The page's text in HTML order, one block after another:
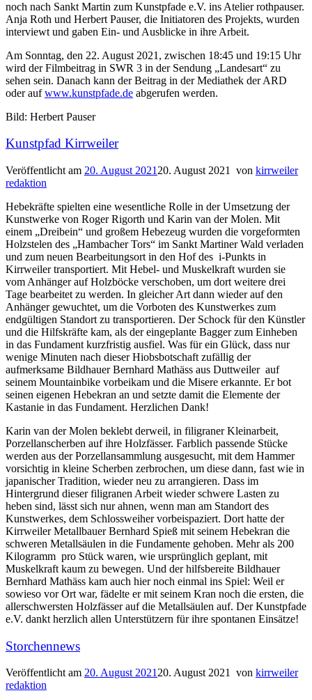
noch nach Sankt Martin zum Kunstpfade e.V. ins Atelier rothpauser.
Anja Roth und Herbert Pauser, die Initiatoren des Projekts, wurden
interviewt und gaben Ein- und Ausblicke in ihre Arbeit.
Am Sonntag, den 22. August 2021, zwischen 18:45 und 19:15 Uhr
wird der Filmbeitrag in SWR 3 in der Sendung „Landesart“ zu
sehen sein. Danach kann der Beitrag in der Mediathek der ARD
oder aufwww.kunstpfade.de abgerufen werden.
Bild: Herbert Pauser
Kunstpfad Kirrweiler
Veröffentlicht am 20. August 2021 20. August 2021 von kirrweiler
redaktion
Hebekräfte spielten eine wesentliche Rolle in der Umsetzung der
Kunstwerke von Roger Rigorth und Karin van der Molen. Mit
einem „Dreibein“ und großem Hebezeug wurden die vorgeformten
Holzstelen des „Hambacher Tors“ im Sankt Martiner Wald verladen
und zum neuen Bearbeitungsort in den Hof des i-Punkts in
Kirrweiler transportiert. Mit Hebel- und Muskelkraft wurden sie
vom Anhänger auf Holzböcke verschoben, um dort weitere drei
Tage bearbeitet zu werden. In gleicher Art dann wieder auf den
Anhänger gewuchtet, um die Vorboten des Kunstwerkes zum
endgültigen Standort zu transportieren. Der Schock für den Künstler
und die Hilfskräfte kam, als der eingeplante Bagger zum Einheben
in das Fundament kurzfristig ausfiel. Was für ein Glück, dass nur
wenige Minuten nach dieser Hiobsbotschaft zufällig der
aufmerksame Bildhauer Bernhard Mathäss aus Duttweiler auf
seinem Mountainbike vorbeikam und die Misere erkannte. Er bot
seinen eigenen Hebekran an und setzte damit die Elemente der
Kastanie in das Fundament. Herzlichen Dank!
Karin van der Molen beklebt derweil, in filigraner Kleinarbeit,
Porzellanscherben auf ihre Holzfässer. Farblich passende Stücke
werden aus der Porzellansammlung ausgesucht, mit dem Hammer
vorsichtig in kleine Scherben zerbrochen, um diese dann, fast wie in
japanischer Tradition, wieder neu zu arrangieren. Dass im
Hintergrund dieser filigranen Arbeit wieder schwere Lasten zu
heben sind, lässt sich nur ahnen, wenn man am Standort des
Kunstwerkes, dem Schlossweiher vorbeispaziert. Dort hatte der
Kirrweiler Metallbauer Bernhard Spieß mit seinem Hebekran die
schweren Metallsäulen in die Fundamente gehoben. Mehr als 200
Kilogramm pro Stück waren, wie ursprünglich geplant, mit
Muskelkraft kaum zu bewegen. Und der hilfsbereite Bildhauer
Bernhard Mathäss kam auch hier noch einmal ins Spiel: Weil er
sowieso vor Ort war, fädelte er mit seinem Kran noch die ersten, die
allerschwersten Holzfässer auf die Metallsäulen auf. Der Kunstpfade
e.V. dankt herzlich allen Unterstützern für ihre spontanen Einsätze!
Storchennews
Veröffentlicht am 20. August 2021 20. August 2021 von kirrweiler
redaktion